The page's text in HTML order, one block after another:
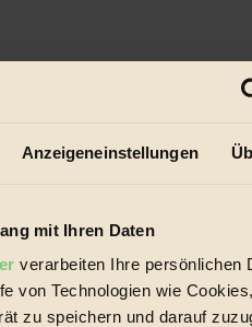
Anzeigeneinstellungen
mit Ihren Daten
verarbeiten Ihre persönlichen
von Technologien wie
zu speichern und darauf
Lebensstil und bewussten
Plattform für Ideen, Menschen
Trade sowie der Branche